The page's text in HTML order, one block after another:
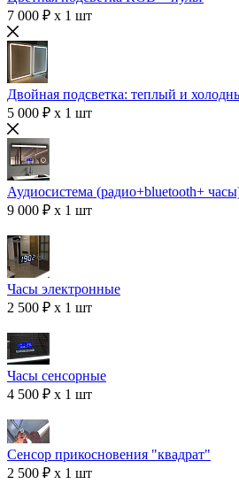
7 000 ₽ x 1 шт
Двойная подсветка: теплый и
5 000 ₽ x 1 шт
Аудиосистема (радио+bluetooth+
9 000 ₽ x 1 шт
Часы электронные
2 500 ₽ x 1 шт
Часы сенсорные
4 500 ₽ x 1 шт
Сенсор прикосновения "квадрат"
2 500 ₽ x 1 шт